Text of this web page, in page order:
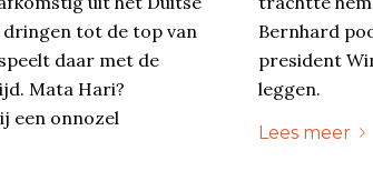
tot de top van
daar met de
Mata Hari?
een onnozel
Bernhard
president
leggen.
Lees meer